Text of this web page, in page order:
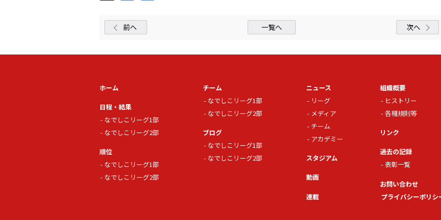
前へ 一覧へ 次へ
ホーム
日程・結果
なでしこリーグ1部
なでしこリーグ2部
順位
なでしこリーグ1部
なでしこリーグ2部
チーム
なでしこリーグ1部
なでしこリーグ2部
ブログ
なでしこリーグ1部
なでしこリーグ2部
ニュース
リーグ
メディア
チーム
アカデミー
スタジアム
動画
連載
組織概要
ヒストリー
各種規則等
リンク
過去の記録
表彰一覧
お問い合わせ
プライバシーポリシ